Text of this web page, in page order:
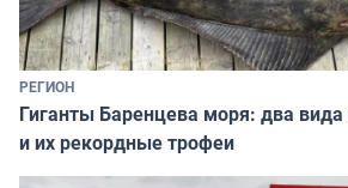
РЕГИОН
Гиганты Баренцева моря: два вида
и их рекордные трофеи